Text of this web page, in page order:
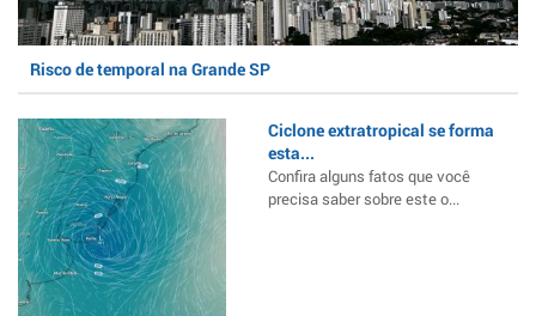
Risco de temporal na Grande SP
Ciclone extratropical se forma
esta...
Confira alguns fatos que você
precisa saber sobre este o...